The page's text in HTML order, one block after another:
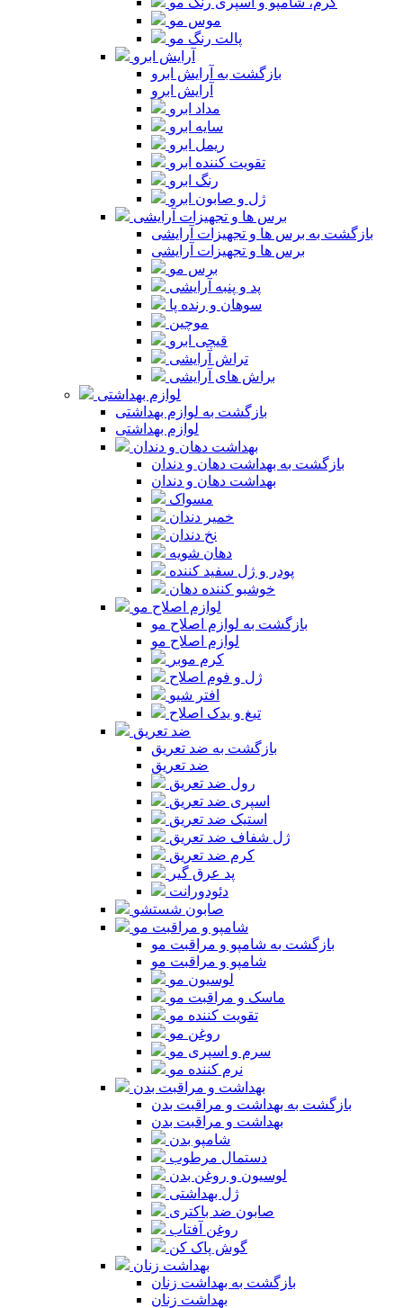
موس مو
پالت رنگ مو
آرایش ابرو
بازگشت به آرایش ابرو
آرایش ابرو
مداد ابرو
سایه ابرو
ریمل ابرو
تقویت کننده ابرو
رنگ ابرو
ژل و صابون ابرو
برس ها و تجهیزات آرایشی
بازگشت به برس ها و تجهیزات آرایشی
برس ها و تجهیزات آرایشی
برس مو
پد و پنبه آرایشی
سوهان و رنده پا
موچین
قیچی ابرو
تراش آرایشی
براش های آرایشی
لوازم بهداشتی
بازگشت به لوازم بهداشتی
لوازم بهداشتی
بهداشت دهان و دندان
بازگشت به بهداشت دهان و دندان
بهداشت دهان و دندان
مسواک
خمیر دندان
نخ دندان
دهان شویه
پودر و ژل سفید کننده
خوشبو کننده دهان
لوازم اصلاح مو
بازگشت به لوازم اصلاح مو
لوازم اصلاح مو
کرم موبر
ژل و فوم اصلاح
افتر شیو
تیغ و یدک اصلاح
ضد تعریق
بازگشت به ضد تعریق
ضد تعریق
رول ضد تعریق
اسپری ضد تعریق
استیک ضد تعریق
ژل شفاف ضد تعریق
کرم ضد تعریق
پد عرق گیر
دئودورانت
صابون شستشو
شامپو و مراقبت مو
بازگشت به شامپو و مراقبت مو
شامپو و مراقبت مو
لوسیون مو
ماسک و مراقبت مو
تقویت کننده مو
روغن مو
سرم و اسپری مو
نرم کننده مو
بهداشت و مراقبت بدن
بازگشت به بهداشت و مراقبت بدن
بهداشت و مراقبت بدن
شامپو بدن
دستمال مرطوب
لوسیون و روغن بدن
ژل بهداشتی
صابون ضد باکتری
روغن آفتاب
گوش پاک کن
بهداشت زنان
بازگشت به بهداشت زنان
بهداشت زنان